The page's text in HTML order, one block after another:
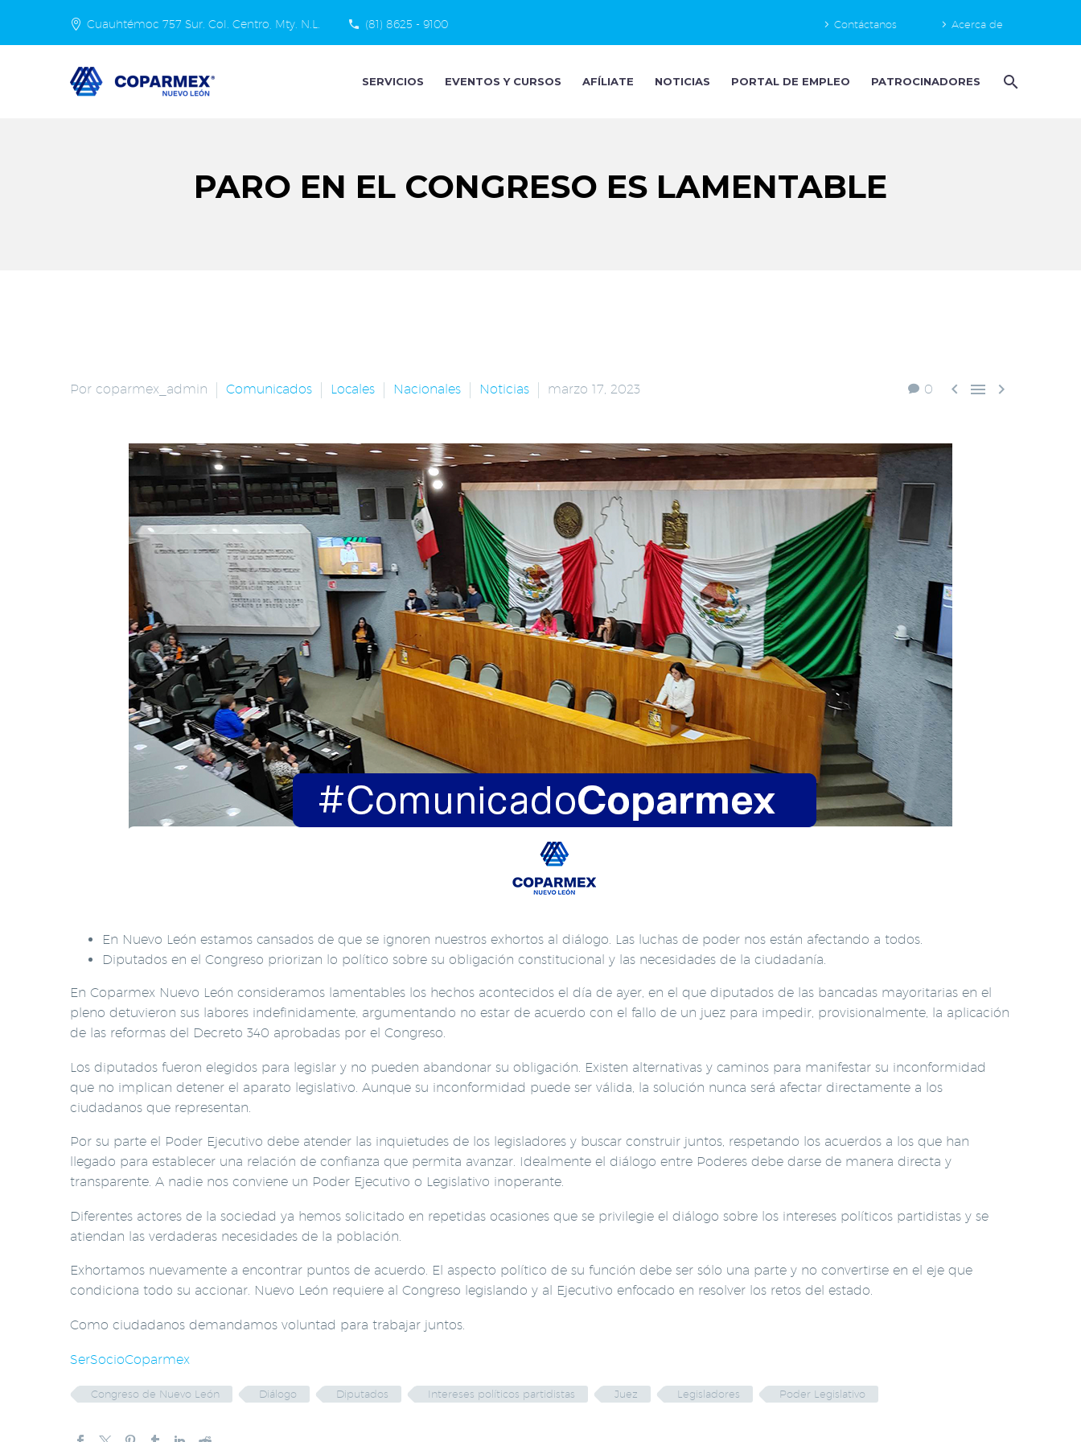
Cuauhtémoc 757 Sur. Col. Centro, Mty. N.L. (81) 8625 - 9100 Contáctanos Acerca de
SERVICIOS EVENTOS Y CURSOS AFÍLIATE NOTICIAS PORTAL DE EMPLEO PATROCINADORES
PARO EN EL CONGRESO ES LAMENTABLE
0   
Por coparmex_admin Comunicados Locales Nacionales Noticias marzo 17, 2023
En Nuevo León estamos cansados de que se ignoren nuestros exhortos al diálogo. Las luchas de poder nos están afectando a todos.
Diputados en el Congreso priorizan lo político sobre su obligación constitucional y las necesidades de la ciudadanía.
En Coparmex Nuevo León consideramos lamentables los hechos acontecidos el día de ayer, en el que diputados de las bancadas mayoritarias en el
pleno detuvieron sus labores indefinidamente, argumentando no estar de acuerdo con el fallo de un juez para impedir, provisionalmente, la aplicación
de las reformas del Decreto 340 aprobadas por el Congreso.
Los diputados fueron elegidos para legislar y no pueden abandonar su obligación. Existen alternativas y caminos para manifestar su inconformidad
que no implican detener el aparato legislativo. Aunque su inconformidad puede ser válida, la solución nunca será afectar directamente a los
ciudadanos que representan.
Por su parte el Poder Ejecutivo debe atender las inquietudes de los legisladores y buscar construir juntos, respetando los acuerdos a los que han
llegado para establecer una relación de confianza que permita avanzar. Idealmente el diálogo entre Poderes debe darse de manera directa y
transparente. A nadie nos conviene un Poder Ejecutivo o Legislativo inoperante.
Diferentes actores de la sociedad ya hemos solicitado en repetidas ocasiones que se privilegie el diálogo sobre los intereses políticos partidistas y se
atiendan las verdaderas necesidades de la población.
Exhortamos nuevamente a encontrar puntos de acuerdo. El aspecto político de su función debe ser sólo una parte y no convertirse en el eje que
condiciona todo su accionar. Nuevo León requiere al Congreso legislando y al Ejecutivo enfocado en resolver los retos del estado.
Como ciudadanos demandamos voluntad para trabajar juntos.
SerSocioCoparmex
Congreso de Nuevo León Diálogo Diputados Intereses políticos partidistas Juez Legisladores Poder Legislativo